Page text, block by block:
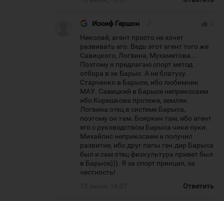
Иосиф Гершон
Николай, агент просто не хочет
развивать его. Ведь этот агент того же
Савицкого, Логвина, Мухаметова...
Поэтому я предлагаю спорт метод
отбора в хк Барыс. А не блатуху.
Старченко в Барысе, ибо любимчик
МАУ. Савицкий в Барысе неприкосаем
ибо Корешкова протеже, земляк.
Логвина отец в системе Барыса,
поэтому он там. Бояркин там, ибо агент
его с руководством Барыса чики пуки.
Михайлис неприкосаем и получил
развитие, ибо друг папы ген.дир Барыса
был и сам отец физкультура привет был
в Барысе))). Я за спорт принцип, за
честность!
Ответить